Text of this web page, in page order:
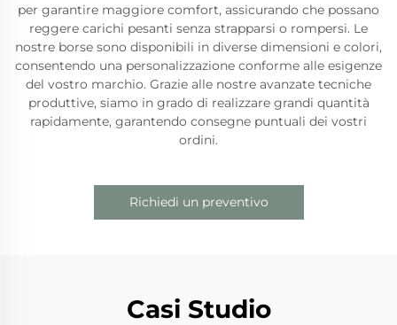
per garantire maggiore comfort, assicurando che possano
reggere carichi pesanti senza strapparsi o rompersi. Le
nostre borse sono disponibili in diverse dimensioni e colori,
consentendo una personalizzazione conforme alle esigenze
del vostro marchio. Grazie alle nostre avanzate tecniche
produttive, siamo in grado di realizzare grandi quantità
rapidamente, garantendo consegne puntuali dei vostri
ordini.
Richiedi un preventivo
Casi Studio